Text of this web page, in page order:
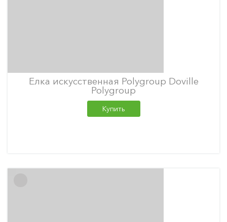
Елка искусственная Polygroup Doville
Polygroup
Купить